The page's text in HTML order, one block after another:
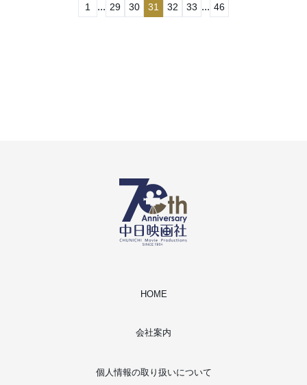
1 ... 29 30 31 32 33 ... 46
HOME
会社案内
個人情報の取り扱いについて